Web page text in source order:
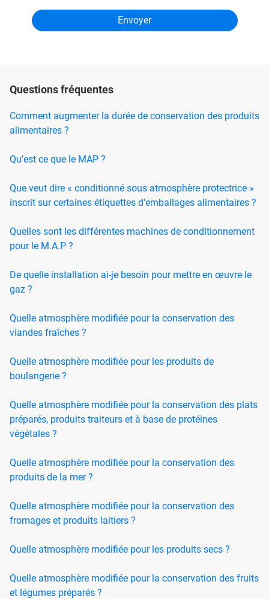
Questions fréquentes
Comment augmenter la durée de conservation des produits
alimentaires ?
Qu’est ce que le MAP ?
Que veut dire « conditionné sous atmosphère protectrice »
inscrit sur certaines étiquettes d'emballages alimentaires ?
Quelles sont les différentes machines de conditionnement
pour le M.A.P ?
De quelle installation ai-je besoin pour mettre en œuvre le
gaz ?
Quelle atmosphère modifiée pour la conservation des
viandes fraîches ?
Quelle atmosphère modifiée pour les produits de
boulangerie ?
Quelle atmosphère modifiée pour la conservation des plats
préparés, produits traiteurs et à base de protéines
végétales ?
Quelle atmosphère modifiée pour la conservation des
produits de la mer ?
Quelle atmosphère modifiée pour la conservation des
fromages et produits laitiers ?
Quelle atmosphère modifiée pour les produits secs ?
Quelle atmosphère modifiée pour la conservation des fruits
et légumes préparés ?